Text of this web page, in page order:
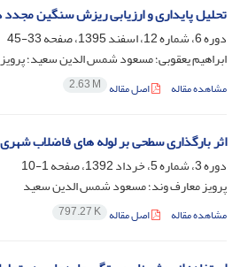
تحلیل پایداری و ارزیابی ریزش سنگین مجدد
دوره 6، شماره 12، اسفند 1395، صفحه
33-45
ابراهیم یعقوبی؛ مسعود شمس الدین سعید؛
مشاهده مقاله اصل مقاله 2.63 M
اثر بارگذاری سطحی بر لوله های فاضلاب
دوره 3، شماره 5، خرداد 1392، صفحه
1-10
پرویز معارف وند؛ مسعود شمس الدین سعید
مشاهده مقاله اصل مقاله 797.27 K